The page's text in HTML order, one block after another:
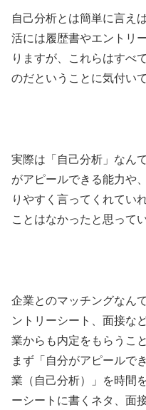
自己分析とは簡単に言え
活には履歴書やエントリ
りますが、これらはすべ
のだということに気付い
実際は「自己分析」なん
がアピールできる能力や
りやすく言ってくれてい
ことはなかったと思って
企業とのマッチングなん
ントリーシート、面接な
業からも内定をもらうこ
まず「自分がアピールで
業（自己分析）」を時間
ーシートに書くネタ、面